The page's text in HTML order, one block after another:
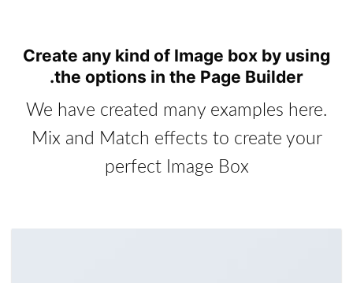
Create any kind of Image box by using
the options in the Page Builder.
We have created many examples here.
Mix and Match effects to create your
perfect Image Box